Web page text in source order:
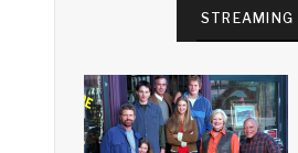
STREAMING